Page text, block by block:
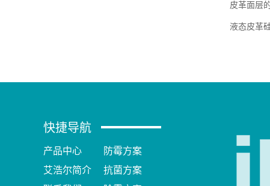
皮革面层
液态皮革
快捷导航
产品中心
艾浩尔简介
防霉方案
抗菌方案